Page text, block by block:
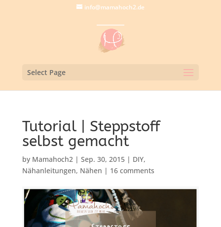
info@mamahoch2.de
Select Page
Tutorial | Steppstoff
selbst gemacht
by Mamahoch2| Sep. 30, 2015| DIY,
Nähanleitungen, Nähen | 16 comments